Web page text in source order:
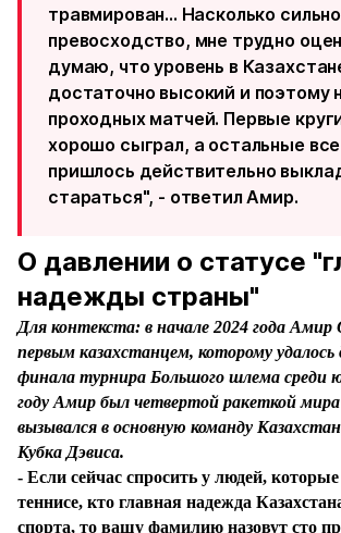
травмирован... Насколько
превосходство, мне трудно
думаю, что уровень в
достаточно высокий и поэтому
проходных матчей. Первые
хорошо сыграл, а остальные
пришлось действительно
стараться", - ответил Амир.
О давлении о статусе
надежды страны"
Для контекста: в начале 2024 года
первым казахстанцем, которому
финала турнира Большого шлема среди
году Амир был четвертой ракеткой
вызывался в основную команду
Кубка Дэвиса.
- Если сейчас спросить у людей,
теннисе, кто главная надежда
спорта, то вашу фамилию назовут сто